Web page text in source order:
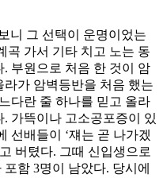
니 그 선택이 운명이었는
곡 가서 기타 치고 노는 동
부원으로 처음 한 것이 암
가 암벽등반을 처음 했는
다란 줄 하나를 믿고 올라
가뜩이나 고소공포증이 있
선배들이 ‘쟤는 곧 나가겠
버텼다. 그때 신입생으로
함 3명이 남았다. 당시에